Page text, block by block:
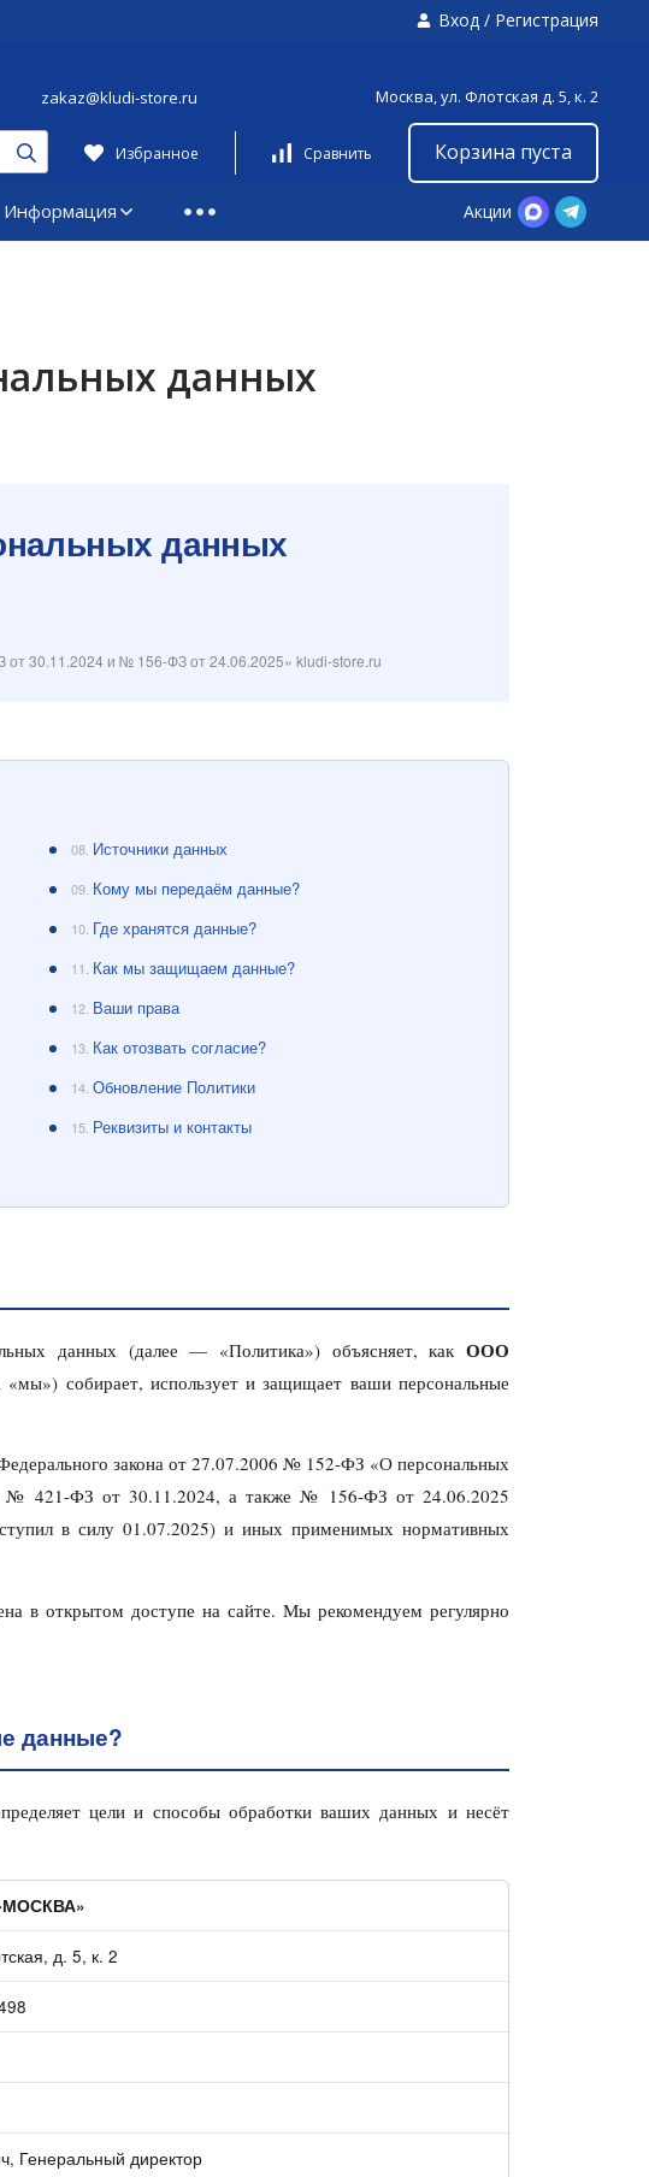
Вход / Регистрация
zakaz@kludi-store.ru Москва, ул. Флотская д. 5, к. 2
Избранное Сравнить Корзина пуста
Информация Акции
данных
данных
30.11.2024 и № 156-ФЗ от 24.06.2025» kludi-store.ru
08. Источники данных
09. Кому мы передаём данные?
10. Где хранятся данные?
11. Как мы защищаем данные?
12. Ваши права
13. Как отозвать согласие?
14. Обновление Политики
15. Реквизиты и контакты
данных (далее — «Политика») объясняет, как ООО
собирает, использует и защищает ваши персональные
закона от 27.07.2006 № 152-ФЗ «О персональных
№ 421-ФЗ от 30.11.2024, а также № 156-ФЗ от 24.06.2025
в силу 01.07.2025) и иных применимых нормативных
в открытом доступе на сайте. Мы рекомендуем регулярно
данные?
цели и способы обработки ваших данных и несёт
д. 5, к. 2
Генеральный директор